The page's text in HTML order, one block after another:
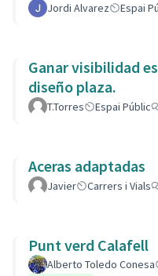
Jordi Alvarez Espai
Ganar visibilidad
diseño plaza.
T.Torres Espai Públic
Aceras adaptadas
Javier Carrers i Vials
Punt verd Calafell
Alberto Toledo Conesa